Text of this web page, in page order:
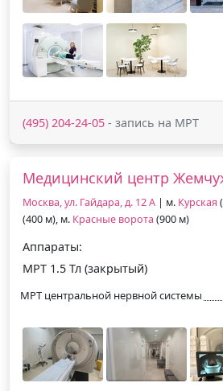
(495) 204-24-05 - запись на МРТ
Медицинский центр
Москва, ул. Гайдара, д. 12 А | м. Курская
(400 м), м. Красные ворота (900 м)
Аппараты:
МРТ 1.5 Тл (закрытый)
МРТ центральной нервной системы